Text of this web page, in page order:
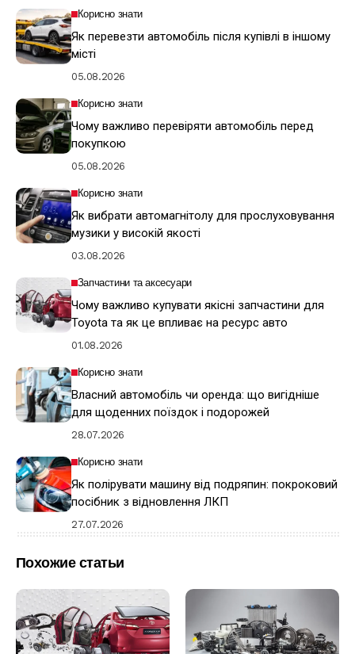
Корисно знати
Як перевезти автомобіль після купівлі в іншому
місті
05.08.2026
Корисно знати
Чому важливо перевіряти автомобіль перед
покупкою
05.08.2026
Корисно знати
Як вибрати автомагнітолу для прослуховування
музики у високій якості
03.08.2026
Запчастини та аксесуари
Чому важливо купувати якісні запчастини для
Toyota та як це впливає на ресурс авто
01.08.2026
Корисно знати
Власний автомобіль чи оренда: що вигідніше
для щоденних поїздок і подорожей
28.07.2026
Корисно знати
Як полірувати машину від подряпин: покроковий
посібник з відновлення ЛКП
27.07.2026
Похожие статьи